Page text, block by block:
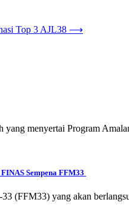
Top 3 AJL38 ⟶
menyertai Program
Sempena FFM33
(FFM33) yang akan